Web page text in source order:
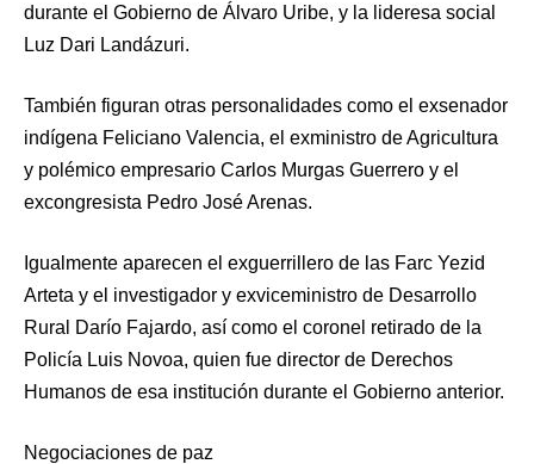
durante el Gobierno de Álvaro Uribe, y la lideresa social
Luz Dari Landázuri.
También figuran otras personalidades como el exsenador
indígena Feliciano Valencia, el exministro de Agricultura
y polémico empresario Carlos Murgas Guerrero y el
excongresista Pedro José Arenas.
Igualmente aparecen el exguerrillero de las Farc Yezid
Arteta y el investigador y exviceministro de Desarrollo
Rural Darío Fajardo, así como el coronel retirado de la
Policía Luis Novoa, quien fue director de Derechos
Humanos de esa institución durante el Gobierno anterior.
Negociaciones de paz